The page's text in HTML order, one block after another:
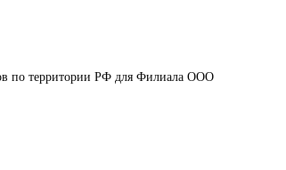
по территории РФ для Филиала ООО